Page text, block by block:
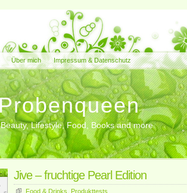
Über mich Impressum & Datenschutz
Beauty, Lifestyle, Food, Books and more
Jive – fruchtige Pearl Edition
Food & Drinks Produkttests